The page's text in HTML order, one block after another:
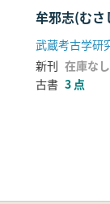
牟邪志(む
武蔵考古学研
新刊 在庫なし
古書 3 点